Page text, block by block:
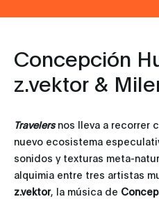
Concepción
z.vektor &
Travelersnos lleva a recorrer
nuevo ecosistema
sonidos y texturas meta-
alquimia entre tres artistas
z.vektor, la música de